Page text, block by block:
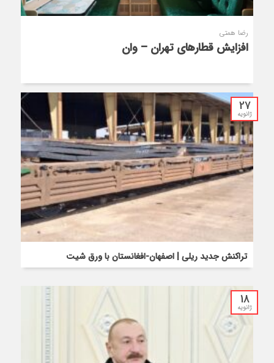
رضا همتی
افزایش قطارهای تهران – وان
27
ژانویه
تراکنش جدید ریلی | اصفهان-افغانستان با ورق شیت
18
ژانویه